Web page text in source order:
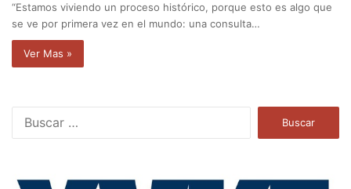
“Estamos viviendo un proceso histórico, porque esto es algo que
se ve por primera vez en el mundo: una consulta…
Ver Mas »
a